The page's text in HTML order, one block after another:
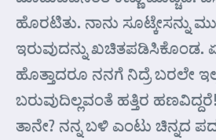
ಹೊರಟಿತು. ನಾನು ಸೂಟ್ಕೇಸನ್ನು
ಇರುವುದನ್ನು
ಹೊತ್ತಾದರೂ ನನಗೆ ನಿದ್ರೆ ಬರಲೇ
ಬರುವುದಿಲ್ಲವಂತೆ ಹತ್ತಿರ
ತಾನೇ? ನನ್ನ ಬಳಿ ಎಂಟು ಚಿನ್ನದ